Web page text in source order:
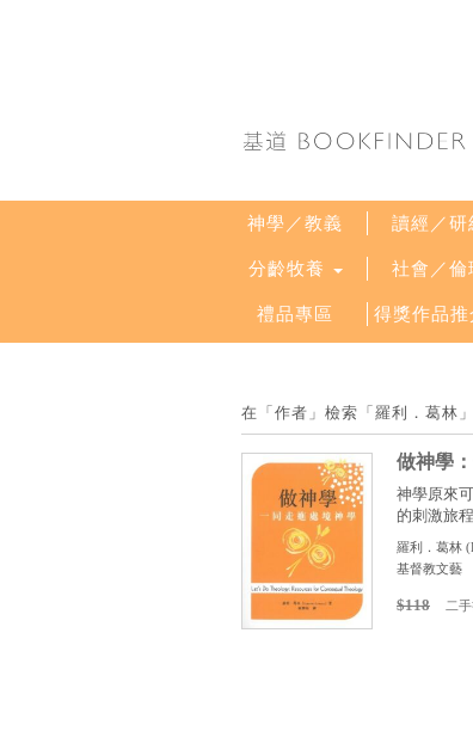
神學／教義 讀經／研
分齡牧養 社會／倫
禮品專區 得獎作品推
在「作者」檢索「羅利．葛林
做神學
神學原來
的刺激旅
羅利．葛林 (
基督教文藝
$118 二